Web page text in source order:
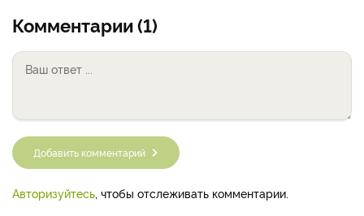
Комментарии (1)
Добавить комментарий
Авторизуйтесь, чтобы отслеживать комментарии.